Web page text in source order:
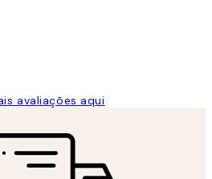
avaliações aqui